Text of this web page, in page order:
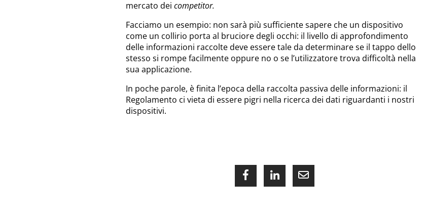
mercato dei competitor.
Facciamo un esempio: non sarà più sufficiente sapere che un dispositivo
come un collirio porta al bruciore degli occhi: il livello di approfondimento
delle informazioni raccolte deve essere tale da determinare se il tappo dello
stesso si rompe facilmente oppure no o se l’utilizzatore trova difficoltà nella
sua applicazione.
In poche parole, è finita l’epoca della raccolta passiva delle informazioni: il
Regolamento ci vieta di essere pigri nella ricerca dei dati riguardanti i nostri
dispositivi.